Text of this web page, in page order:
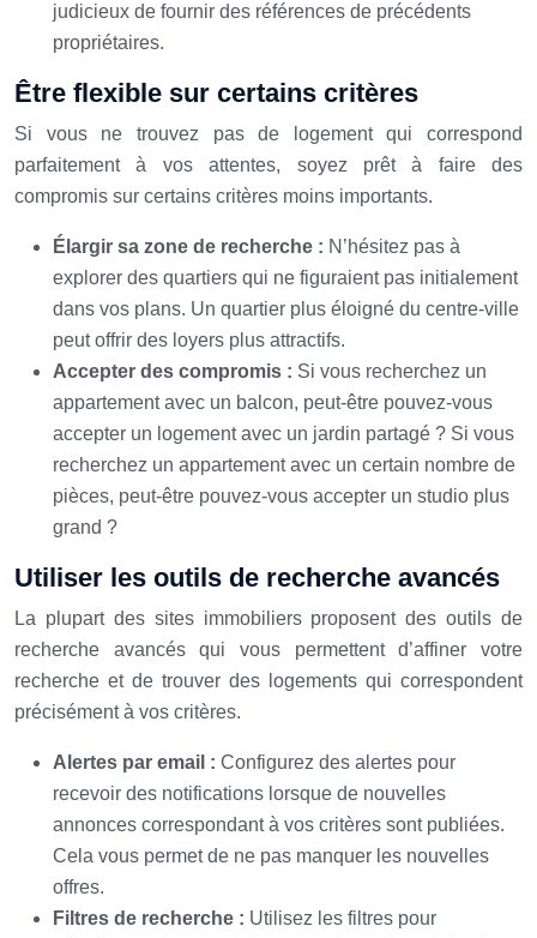
judicieux de fournir des références de précédents
propriétaires.
Être flexible sur certains critères
Si vous ne trouvez pas de logement qui correspond
parfaitement à vos attentes, soyez prêt à faire des
compromis sur certains critères moins importants.
Élargir sa zone de recherche : N’hésitez pas à
explorer des quartiers qui ne figuraient pas initialement
dans vos plans. Un quartier plus éloigné du centre-ville
peut offrir des loyers plus attractifs.
Accepter des compromis : Si vous recherchez un
appartement avec un balcon, peut-être pouvez-vous
accepter un logement avec un jardin partagé ? Si vous
recherchez un appartement avec un certain nombre de
pièces, peut-être pouvez-vous accepter un studio plus
grand ?
Utiliser les outils de recherche avancés
La plupart des sites immobiliers proposent des outils de
recherche avancés qui vous permettent d’affiner votre
recherche et de trouver des logements qui correspondent
précisément à vos critères.
Alertes par email : Configurez des alertes pour
recevoir des notifications lorsque de nouvelles
annonces correspondant à vos critères sont publiées.
Cela vous permet de ne pas manquer les nouvelles
offres.
Filtres de recherche : Utilisez les filtres pour